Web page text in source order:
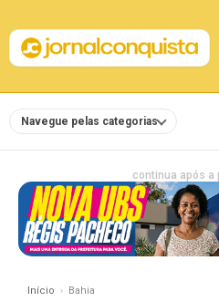
Navegue pelas categorias
continua após a
Início Bahia